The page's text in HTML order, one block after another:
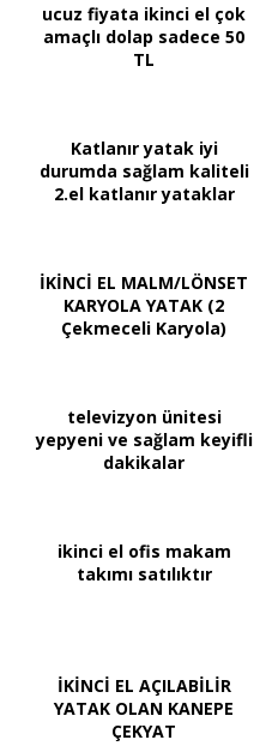
ucuz fiyata ikinci el çok
amaçlı dolap sadece 50
TL
Katlanır yatak iyi
durumda sağlam kaliteli
2.el katlanır yataklar
İKİNCİ EL MALM/LÖNSET
KARYOLA YATAK (2
Çekmeceli Karyola)
televizyon ünitesi
yepyeni ve sağlam keyifli
dakikalar
ikinci el ofis makam
takımı satılıktır
İKİNCİ EL AÇILABİLİR
YATAK OLAN KANEPE
ÇEKYAT